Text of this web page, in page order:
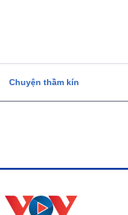
Chuyện thầm kín